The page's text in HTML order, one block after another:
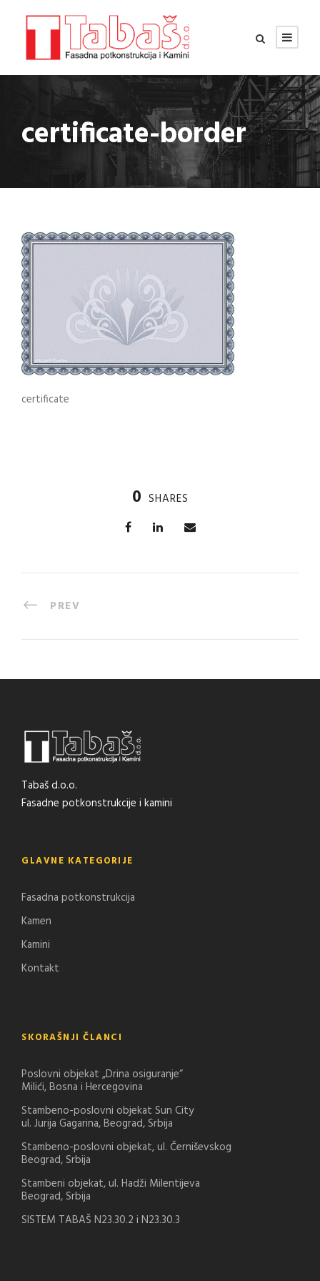
certificate-border
certificate
0 SHARES
PREV
Tabaš d.o.o.
Fasadne potkonstrukcije i kamini
GLAVNE KATEGORIJE
Fasadna potkonstrukcija
Kamen
Kamini
Kontakt
SKORAŠNJI ČLANCI
Poslovni objekat „Drina osiguranje“
Milići, Bosna i Hercegovina
Stambeno-poslovni objekat Sun City
ul. Jurija Gagarina, Beograd, Srbija
Stambeno-poslovni objekat, ul. Černiševskog
Beograd, Srbija
Stambeni objekat, ul. Hadži Milentijeva
Beograd, Srbija
SISTEM TABAŠ N23.30.2 i N23.30.3